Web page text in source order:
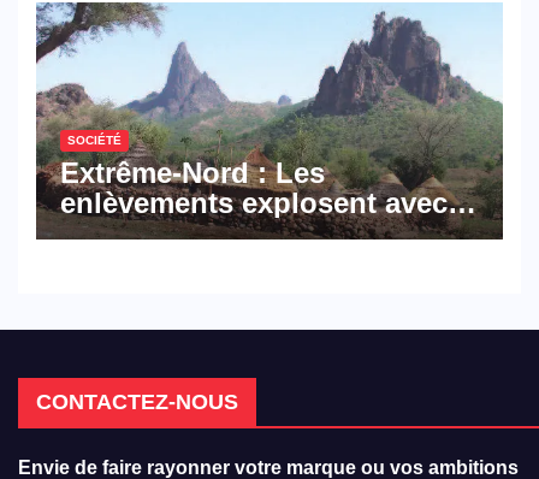
hôtellerie-restauration
SOCIÉTÉ
Extrême-Nord : Les
enlèvements explosent avec
308 victimes en trois mois
CONTACTEZ-NOUS
Envie de faire rayonner votre marque ou vos ambitions